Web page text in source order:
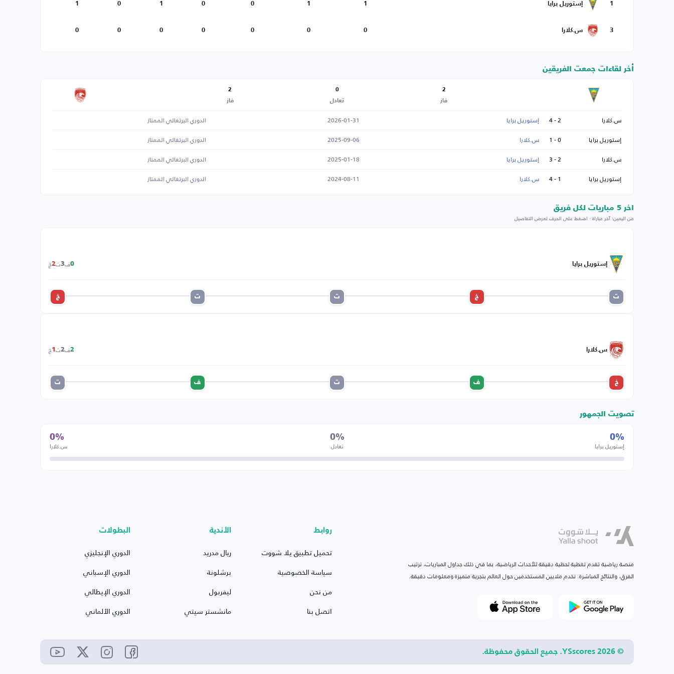
1 إستوريل برايا 1
1
0
0
1
0
1
3 س.كلارا 0
0
0
0
0
0
0
أخر لقاءات جمعت الفريقين
2
فاز
0
تعادل
2
فاز
س.كلارا 2 - 4 إستوريل برايا 2026-01-31
الدوري البرتغالي الممتاز
إستوريل برايا
0 - 1 س.كلارا 2025-09-06
الدوري البرتغالي الممتاز
س.كلارا
2 - 3 إستوريل برايا 2025-01-18
الدوري البرتغالي الممتاز
إستوريل برايا
1 - 4 س.كلارا 2024-08-11 الدوري البرتغالي الممتاز
اخر 5 مباريات لكل فريق
من اليمين: آخر مباراة · اضغط على الحرف لعرض التفاصيل
إستوريل برايا 0ف3ت2خ
ت خ ت ت خ
س.كلارا 2ف2ت 1خ
خ ف ت ف ت
تصويت الجمهور
0%
إستوريل برايا
0%
تعادل
0%
س.كلارا
منصة رياضية تقدم تغطية لحظية دقيقة للأحداث الرياضية، بما في ذلك جداول المباريات، ترتيب
الفرق، والنتائج المباشرة. نخدم ملايين المستخدمين حول العالم بتجربة متميزة ومعلومات دقيقة.
روابط
تحميل تطبيق يلا شووت
سياسة الخصوصية
من نحن
اتصل بنا
الأندية
ريال مدريد
برشلونة
ليفربول
مانشستر سيتي
البطولات
الدوري الإنجليزي
الدوري الإسباني
الدوري الإيطالي
الدوري الألماني
© 2026 YSscores. جميع الحقوق محفوظة.